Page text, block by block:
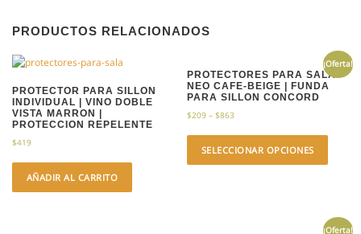
PRODUCTOS RELACIONADOS
PROTECTOR PARA SILLON
INDIVIDUAL | VINO DOBLE
VISTA MARRON |
PROTECCION REPELENTE
$419
AÑADIR AL CARRITO
¡Oferta!
PROTECTORES PARA SALA
NEO CAFE-BEIGE | FUNDA
PARA SILLON CONCORD
$209 –$863
SELECCIONAR OPCIONES
¡Oferta!